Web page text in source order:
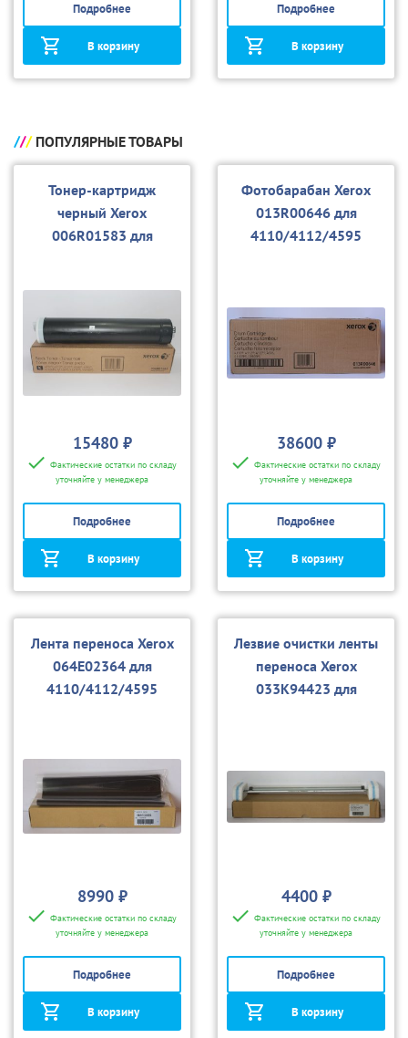
Подробнее
В корзину
Подробнее
В корзину
ПОПУЛЯРНЫЕ ТОВАРЫ
Тонер-картридж
черный Xerox
006R01583 для
15480 ₽
Фактические остатки по складу
уточняйте у менеджера
Подробнее
В корзину
Фотобарабан Xerox
013R00646 для
4110/4112/4595
38600 ₽
Фактические остатки по складу
уточняйте у менеджера
Подробнее
В корзину
Лента переноса Xerox
064E02364 для
4110/4112/4595
8990 ₽
Фактические остатки по складу
уточняйте у менеджера
Подробнее
В корзину
Лезвие очистки ленты
переноса Xerox
033K94423 для
4400 ₽
Фактические остатки по складу
уточняйте у менеджера
Подробнее
В корзину